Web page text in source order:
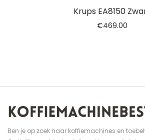
Krups EA8150
€469.00
Ben je op zoek naar koffiemachines en